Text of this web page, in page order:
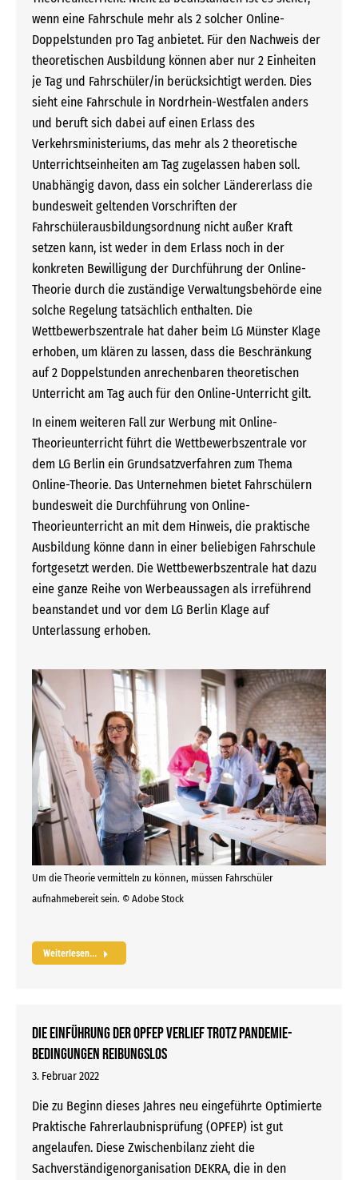
wenn eine Fahrschule mehr als 2 solcher Online-
Doppelstunden pro Tag anbietet. Für den Nachweis der
theoretischen Ausbildung können aber nur 2 Einheiten
je Tag und Fahrschüler/in berücksichtigt werden. Dies
sieht eine Fahrschule in Nordrhein-Westfalen anders
und beruft sich dabei auf einen Erlass des
Verkehrsministeriums, das mehr als 2 theoretische
Unterrichtseinheiten am Tag zugelassen haben soll.
Unabhängig davon, dass ein solcher Ländererlass die
bundesweit geltenden Vorschriften der
Fahrschülerausbildungsordnung nicht außer Kraft
setzen kann, ist weder in dem Erlass noch in der
konkreten Bewilligung der Durchführung der Online-
Theorie durch die zuständige Verwaltungsbehörde eine
solche Regelung tatsächlich enthalten. Die
Wettbewerbszentrale hat daher beim LG Münster Klage
erhoben, um klären zu lassen, dass die Beschränkung
auf 2 Doppelstunden anrechenbaren theoretischen
Unterricht am Tag auch für den Online-Unterricht gilt.
In einem weiteren Fall zur Werbung mit Online-
Theorieunterricht führt die Wettbewerbszentrale vor
dem LG Berlin ein Grundsatzverfahren zum Thema
Online-Theorie. Das Unternehmen bietet Fahrschülern
bundesweit die Durchführung von Online-
Theorieunterricht an mit dem Hinweis, die praktische
Ausbildung könne dann in einer beliebigen Fahrschule
fortgesetzt werden. Die Wettbewerbszentrale hat dazu
eine ganze Reihe von Werbeaussagen als irreführend
beanstandet und vor dem LG Berlin Klage auf
Unterlassung erhoben.
Um die Theorie vermitteln zu können, müssen Fahrschüler
aufnahmebereit sein. © Adobe Stock
Weiterlesen...
Die Einführung der OPFEP verlief trotz Pandemie-
Bedingungen reibungslos
3. Februar 2022
Die zu Beginn dieses Jahres neu eingeführte Optimierte
Praktische Fahrerlaubnisprüfung (OPFEP) ist gut
angelaufen. Diese Zwischenbilanz zieht die
Sachverständigenorganisation DEKRA, die in den